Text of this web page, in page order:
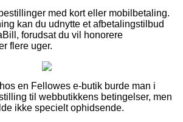
med kort eller mobilbetaling.
kan du udnytte et afbetalingstilbud
forudsat du vil honorere
flere uger.
en Fellowes e-butik burde man i
til webbutikkens betingelser, men
ikke specielt ophidsende.